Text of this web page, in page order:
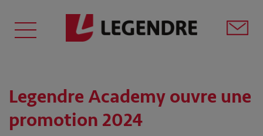
Legendre Academy ouvre une
promotion 2024